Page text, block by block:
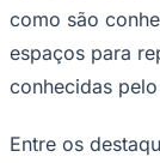
como são
espaços para
conhecidas
Entre os